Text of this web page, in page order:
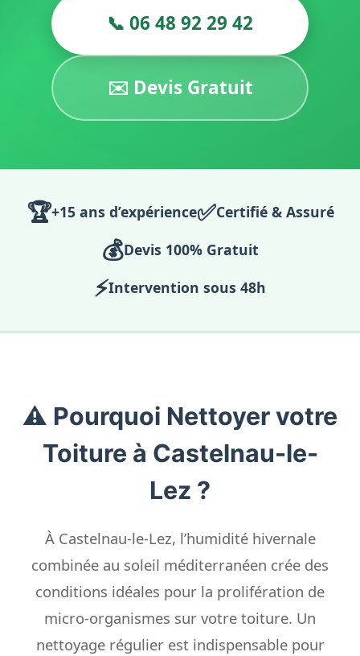
📞 06 48 92 29 42
✉️ Devis Gratuit
🏆+15 ans d’expérience✅Certifié & Assuré
💰Devis 100% Gratuit
⚡Intervention sous 48h
⚠️ Pourquoi Nettoyer votre
Toiture à Castelnau-le-
Lez ?
À Castelnau-le-Lez, l’humidité hivernale
combinée au soleil méditerranéen crée des
conditions idéales pour la prolifération de
micro-organismes sur votre toiture. Un
nettoyage régulier est indispensable pour